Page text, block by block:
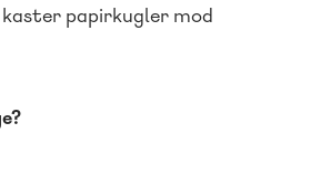
kaster papirkugler mod